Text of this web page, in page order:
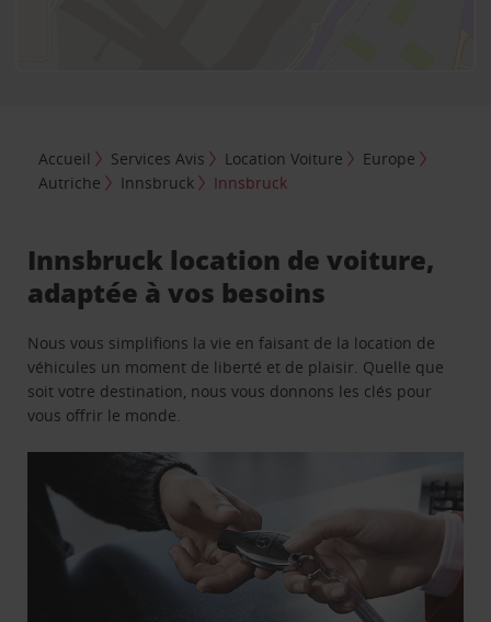
Accueil Services Avis Location Voiture
Europe
Autriche
Innsbruck Innsbruck
Innsbruck location de voiture,
adaptée à vos besoins
Nous vous simplifions la vie en faisant de la location de
véhicules un moment de liberté et de plaisir. Quelle que
soit votre destination, nous vous donnons les clés pour
vous offrir le monde.